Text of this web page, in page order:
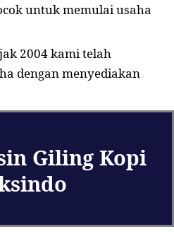
untuk memulai usaha
2004 kami telah
dengan menyediakan
Giling Kopi